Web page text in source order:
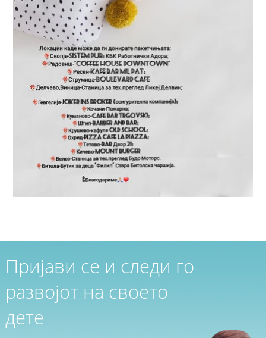
Пријави се и следи го
развојот на своето
дете